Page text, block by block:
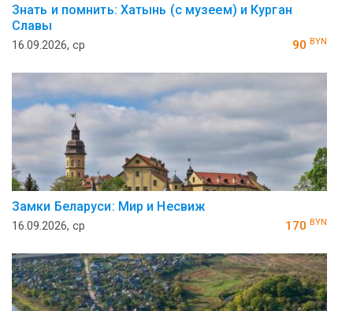
Знать и помнить: Хатынь (с музеем) и Курган
Славы
16.09.2026, ср 90 BYN
Замки Беларуси: Мир и Несвиж
16.09.2026, ср 170 BYN